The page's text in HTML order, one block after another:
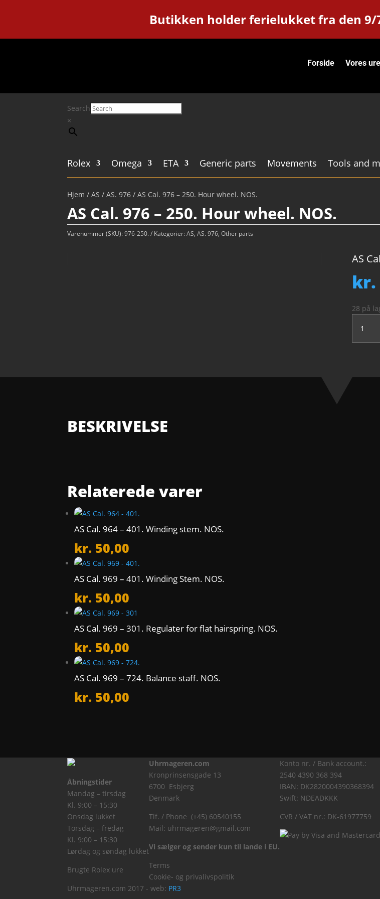
Butikken holder ferielukket fra den 9/
Forside Vores ure
Search
×
Rolex Omega ETA Generic parts Movements Tools and
Hjem /AS /AS. 976 / AS Cal. 976 – 250. Hour wheel. NOS.
AS Cal. 976 – 250. Hour wheel. NOS.
Varenummer (SKU):976-250. Kategorier:AS,AS. 976,Other parts
AS
kr.
28 på
Cal.
976
Hour
BESKRIVELSE
Relaterede varer
AS Cal. 964 – 401. Winding stem. NOS.
kr. 50,00
AS Cal. 969 – 401. Winding Stem. NOS.
kr. 50,00
AS Cal. 969 – 301. Regulater for flat hairspring. NOS.
kr. 50,00
AS Cal. 969 – 724. Balance staff. NOS.
kr. 50,00
Åbningstider
Mandag – tirsdag
Kl. 9:00 – 15:30
Onsdag lukket
Torsdag – fredag
Kl. 9:00 – 15:30
Lørdag og søndag lukket
Brugte Rolex ure
Uhrmageren.com
Kronprinsensgade 13
6700 Esbjerg
Denmark
Tlf. / Phone (+45) 60540155
Mail: uhrmageren@gmail.com
Vi sælger og sender kun til lande i EU.
Terms
Cookie- og privalivspolitik
Konto nr. / Bank account.:
2540 4390 368 394
IBAN: DK2820004390368394
Swift: NDEADKKK
CVR / VAT nr.: DK-61977759
Uhrmageren.com 2017 - web: PR3